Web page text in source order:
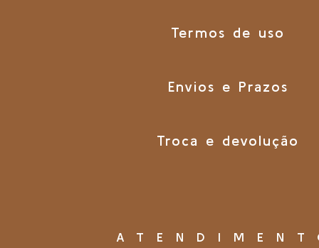
Termos de uso
Envios e Prazos
Troca e devolução